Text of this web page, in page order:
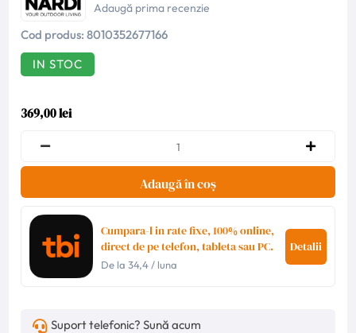
Adaugă prima recenzie
Cod produs: 8010352677166
IN STOC
369,00 lei
Adaugă în coș
Cumpara-l in rate fixe, 100% online,
direct de pe telefon, tableta sau PC.
De la34,4 / luna
Detalii
Suport telefonic? Sună acum